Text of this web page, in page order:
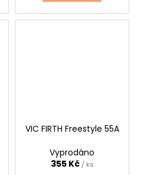
VIC FIRTH Freestyle 55A
Vyprodáno
355 Kč / ks